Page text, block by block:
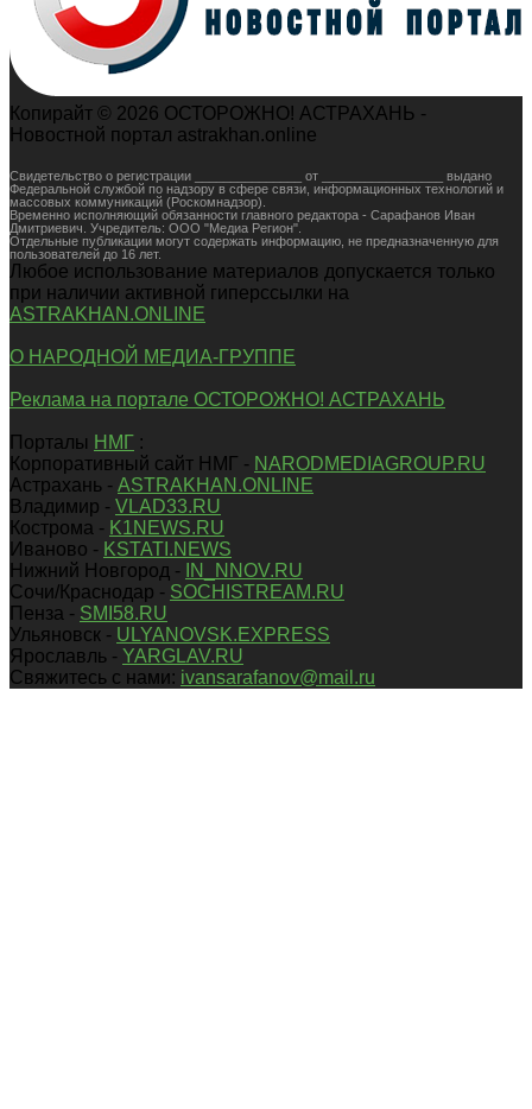
Копирайт © 2026 ОСТОРОЖНО! АСТРАХАНЬ -
Новостной портал astrakhan.online
Свидетельство о регистрации _______________ от _________________ выдано
Федеральной службой по надзору в сфере связи, информационных технологий и
массовых коммуникаций (Роскомнадзор).
Временно исполняющий обязанности главного редактора - Сарафанов Иван
Дмитриевич. Учредитель: ООО "Медиа Регион".
Отдельные публикации могут содержать информацию, не предназначенную для
пользователей до 16 лет.
Любое использование материалов допускается только
при наличии активной гиперссылки на
ASTRAKHAN.ONLINE
О НАРОДНОЙ МЕДИА-ГРУППЕ
Реклама на портале ОСТОРОЖНО! АСТРАХАНЬ
Порталы НМГ :
Корпоративный сайт НМГ - NARODMEDIAGROUP.RU
Астрахань - ASTRAKHAN.ONLINE
Владимир - VLAD33.RU
Кострома - K1NEWS.RU
Иваново - KSTATI.NEWS
Нижний Новгород -
IN_NNOV.RU
Сочи/Краснодар - SOCHISTREAM.RU
Пенза - SMI58.RU
Ульяновск - ULYANOVSK.EXPRESS
Ярославль - YARGLAV.RU
Свяжитесь с нами: ivansarafanov@mail.ru